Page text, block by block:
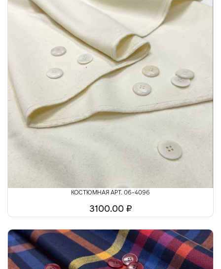
КОСТЮМНАЯ АРТ. 06-4096
3100.00 ₽